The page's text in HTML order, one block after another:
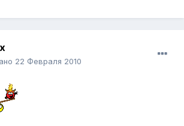
22 Февраля 2010